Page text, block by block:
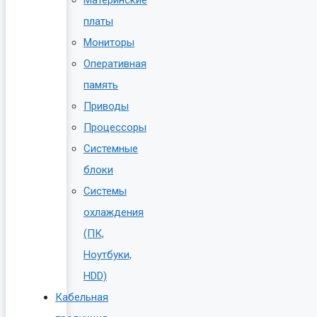
платы
Мониторы
Оперативная
память
Приводы
Процессоры
Системные
блоки
Системы
охлаждения
(ПК,
Ноутбуки,
HDD)
Кабельная